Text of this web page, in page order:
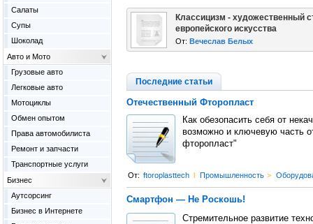
Классицизм - художественный
европейского искусства
От: Вечеслав Белых
Последние статьи
Отечественный Фторопласт
Как обезопасить себя от
возможно и ключевую часть
фторопласт"
От: ftoroplasttech l Промышленность >
Смартфон — Не Роскошь!
Стремительное развитие
Салаты
Супы
Шоколад
Авто и Мото
Грузовые авто
Легковые авто
Мотоциклы
Обмен опытом
Права автомобилиста
Ремонт и запчасти
Транспортные услуги
Бизнес
Аутсорсинг
Бизнес в Интернете